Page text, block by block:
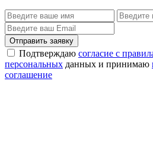
Отправить заявку
Подтверждаю согласие с
персональных данных и принимаю
соглашение